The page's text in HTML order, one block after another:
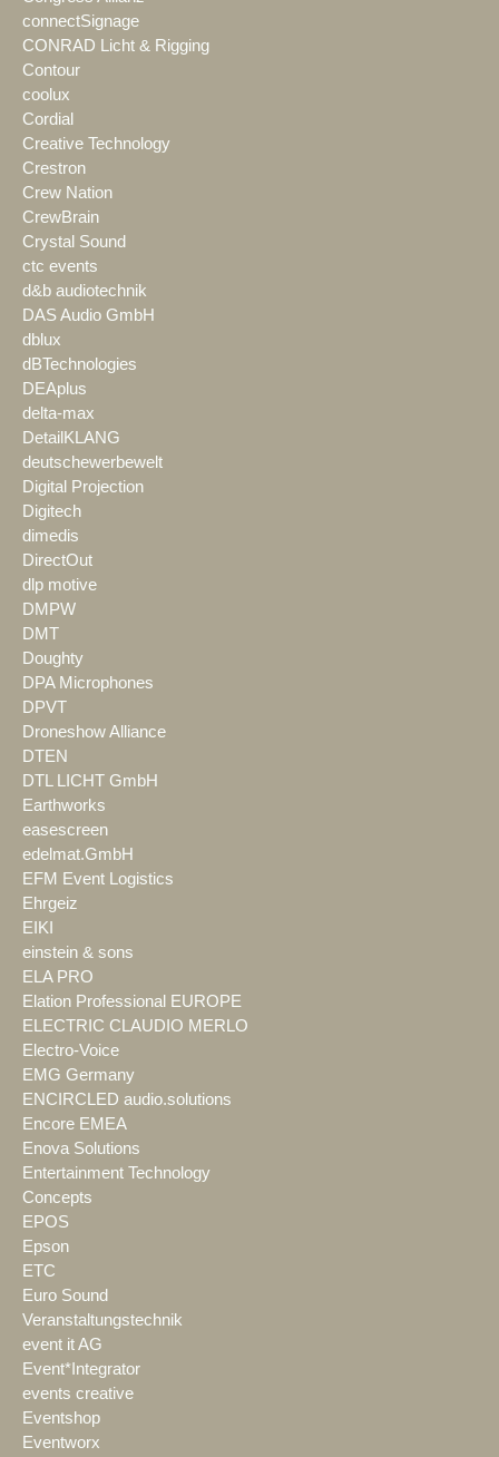
connectSignage
CONRAD Licht & Rigging
Contour
coolux
Cordial
Creative Technology
Crestron
Crew Nation
CrewBrain
Crystal Sound
ctc events
d&b audiotechnik
DAS Audio GmbH
dblux
dBTechnologies
DEAplus
delta-max
DetailKLANG
deutschewerbewelt
Digital Projection
Digitech
dimedis
DirectOut
dlp motive
DMPW
DMT
Doughty
DPA Microphones
DPVT
Droneshow Alliance
DTEN
DTL LICHT GmbH
Earthworks
easescreen
edelmat.GmbH
EFM Event Logistics
Ehrgeiz
EIKI
einstein & sons
ELA PRO
Elation Professional EUROPE
ELECTRIC CLAUDIO MERLO
Electro-Voice
EMG Germany
ENCIRCLED audio.solutions
Encore EMEA
Enova Solutions
Entertainment Technology
Concepts
EPOS
Epson
ETC
Euro Sound
Veranstaltungstechnik
event it AG
Event*Integrator
events creative
Eventshop
Eventworx